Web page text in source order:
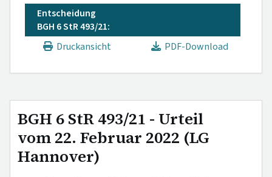
Entscheidung
BGH 6 StR 493/21:
Druckansicht
PDF-Download
BGH 6 StR 493/21 - Urteil
vom 22. Februar 2022 (LG
Hannover)